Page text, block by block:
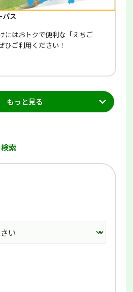
パス
にはおトクで便利な「えちご
ひご利用ください！
もっと見る
索